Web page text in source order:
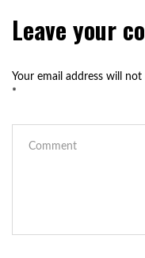
Leave your
Your email address will not
*